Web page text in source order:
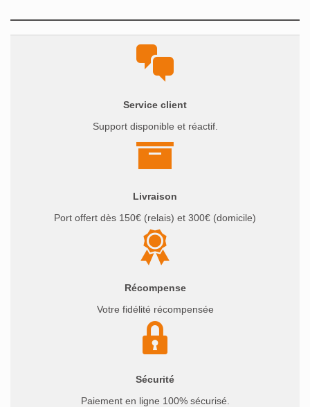
Service client
Support disponible et réactif.
Livraison
Port offert dès 150€ (relais) et 300€ (domicile)
Récompense
Votre fidélité récompensée
Sécurité
Paiement en ligne 100% sécurisé.